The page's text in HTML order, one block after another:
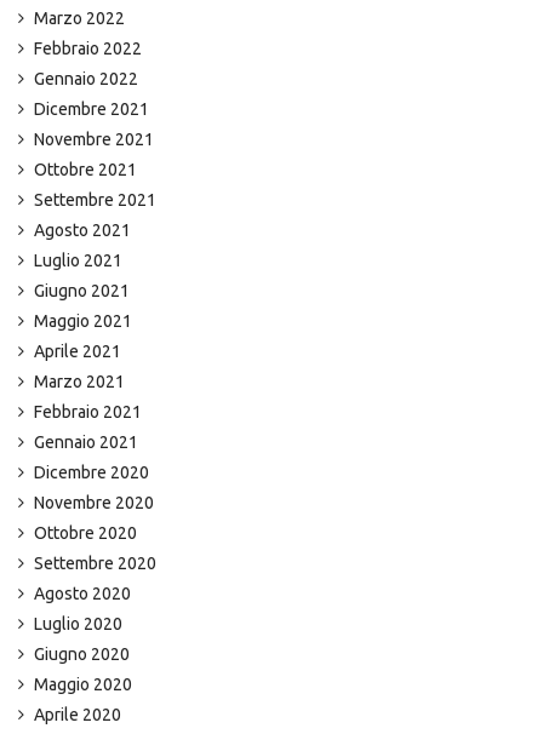
Marzo 2022
Febbraio 2022
Gennaio 2022
Dicembre 2021
Novembre 2021
Ottobre 2021
Settembre 2021
Agosto 2021
Luglio 2021
Giugno 2021
Maggio 2021
Aprile 2021
Marzo 2021
Febbraio 2021
Gennaio 2021
Dicembre 2020
Novembre 2020
Ottobre 2020
Settembre 2020
Agosto 2020
Luglio 2020
Giugno 2020
Maggio 2020
Aprile 2020